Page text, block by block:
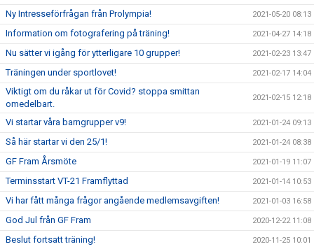
Ny Intresseförfrågan från Prolympia! 2021-05-20 08:13
Information om fotografering på träning! 2021-04-27 14:18
Nu sätter vi igång för ytterligare 10 grupper! 2021-02-23 13:47
Träningen under sportlovet! 2021-02-17 14:04
Viktigt om du råkar ut för Covid? stoppa smittan
omedelbart.
2021-02-15 12:18
Vi startar våra barngrupper v9! 2021-01-24 09:13
Så här startar vi den 25/1! 2021-01-24 08:38
GF Fram Årsmöte 2021-01-19 11:07
Terminsstart VT-21 Framflyttad 2021-01-14 10:53
Vi har fått många frågor angående medlemsavgiften! 2021-01-03 16:58
God Jul från GF Fram 2020-12-22 11:08
Beslut fortsatt träning! 2020-11-25 10:01